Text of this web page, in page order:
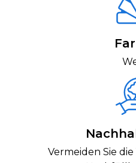
Vermeiden Sie